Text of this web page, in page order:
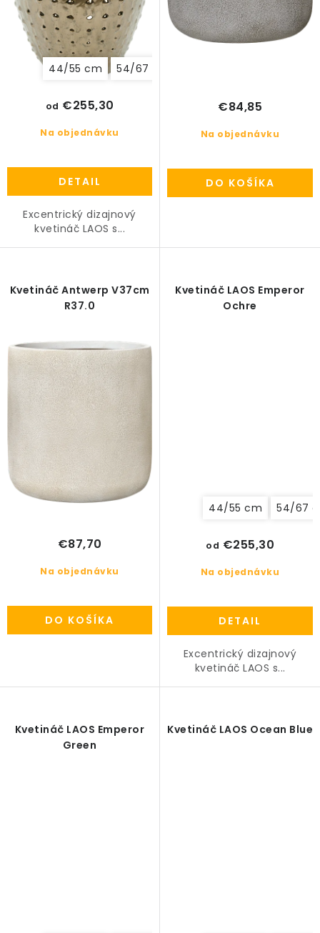
PRÍSLUŠENSTVO
KVETINÁČE
ZNAČKY
Obchodné podmienky
Podmienky ochrany osobných údajov
O nás
Spôsoby platby
Informácie o doprave
Kontakt / Právne údaje
o
44/55 cm 54/67 cm
Na objednávku
od €255,30
DETAIL
Excentrický dizajnový
kvetináč LAOS s...
Na objednávku
€84,85
DO KOŠÍKA
Kvetináč Antwerp V37cm
R37.0
Na objednávku
€87,70
DO KOŠÍKA
Kvetináč LAOS Emperor
Ochre
44/55 cm 54/67
Na objednávku
od €255,30
DETAIL
Excentrický dizajnový
kvetináč LAOS s...
Kvetináč LAOS Emperor
Green
Kvetináč LAOS Ocean Blue